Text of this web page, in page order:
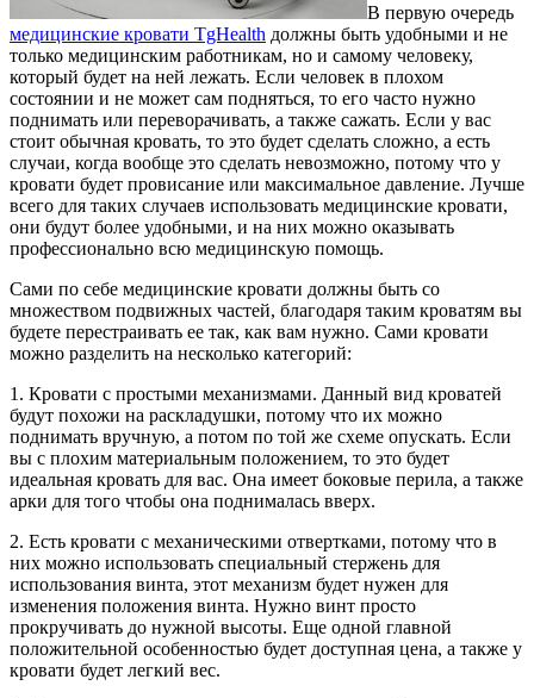
В первую очередь
медицинские кровати TgHealth должны быть удобными и не
только медицинским работникам, но и самому человеку,
который будет на ней лежать. Если человек в плохом
состоянии и не может сам подняться, то его часто нужно
поднимать или переворачивать, а также сажать. Если у вас
стоит обычная кровать, то это будет сделать сложно, а есть
случаи, когда вообще это сделать невозможно, потому что у
кровати будет провисание или максимальное давление. Лучше
всего для таких случаев использовать медицинские кровати,
они будут более удобными, и на них можно оказывать
профессионально всю медицинскую помощь.
Сами по себе медицинские кровати должны быть со
множеством подвижных частей, благодаря таким кроватям вы
будете перестраивать ее так, как вам нужно. Сами кровати
можно разделить на несколько категорий:
1. Кровати с простыми механизмами. Данный вид кроватей
будут похожи на раскладушки, потому что их можно
поднимать вручную, а потом по той же схеме опускать. Если
вы с плохим материальным положением, то это будет
идеальная кровать для вас. Она имеет боковые перила, а также
арки для того чтобы она поднималась вверх.
2. Есть кровати с механическими отвертками, потому что в
них можно использовать специальный стержень для
использования винта, этот механизм будет нужен для
изменения положения винта. Нужно винт просто
прокручивать до нужной высоты. Еще одной главной
положительной особенностью будет доступная цена, а также у
кровати будет легкий вес.